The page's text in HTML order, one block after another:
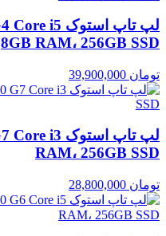
8GB RAM، 256GB SSD
تومان
RAM، 256GB SSD
تومان